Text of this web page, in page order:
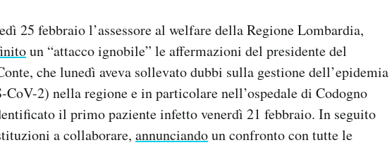
25 febbraio l’assessore al welfare della Regione Lombardia,
un “attacco ignobile” le affermazioni del presidente del
che lunedì aveva sollevato dubbi sulla gestione dell’epidemia
CoV-2) nella regione e in particolare nell’ospedale di Codogno
il primo paziente infetto venerdì 21 febbraio. In seguito
a collaborare, annunciandoun confronto con tutte le